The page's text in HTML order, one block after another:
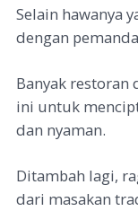
Selain hawanya
dengan
Banyak restoran
ini untuk
dan nyaman.
Ditambah lagi,
dari masakan